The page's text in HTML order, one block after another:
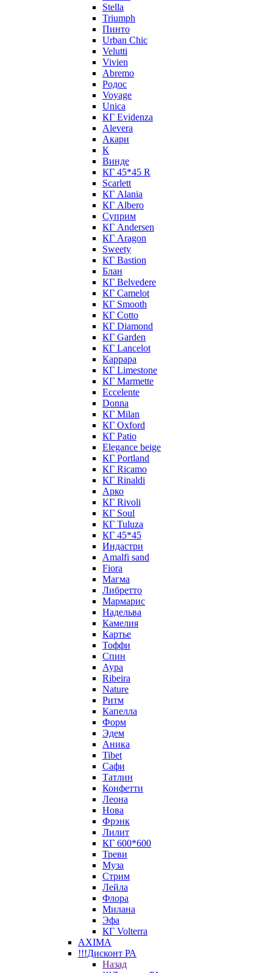
Stella
Triumph
Пинто
Urban Chic
Velutti
Vivien
Abremo
Родос
Voyage
Unica
КГ Evidenza
Alevera
Акари
К
Винде
КГ 45*45 R
Scarlett
КГ Alania
КГ Albero
Суприм
КГ Andersen
КГ Aragon
Sweety
КГ Bastion
Блан
КГ Belvedere
КГ Camelot
КГ Smooth
КГ Cotto
КГ Diamond
КГ Garden
КГ Lancelot
Каррара
КГ Limestone
КГ Marmette
Eccelente
Donna
КГ Milan
КГ Oxford
КГ Patio
Elegance beige
КГ Portland
КГ Ricamo
КГ Rinaldi
Арко
КГ Rivoli
КГ Soul
КГ Tuluza
КГ 45*45
Индастри
Amalfi sand
Fiora
Магма
Либретто
Мармарис
Надельва
Камелия
Картье
Тоффи
Спин
Аура
Ribeira
Nature
Ритм
Капелла
Форм
Эдем
Аника
Tibet
Сафи
Татлин
Конфетти
Леона
Нова
Фрэнк
Лилит
КГ 600*600
Треви
Муза
Стрим
Лейла
Флора
Милана
Эфа
КГ Volterra
AXIMA
!!!Дисконт РА
Назад